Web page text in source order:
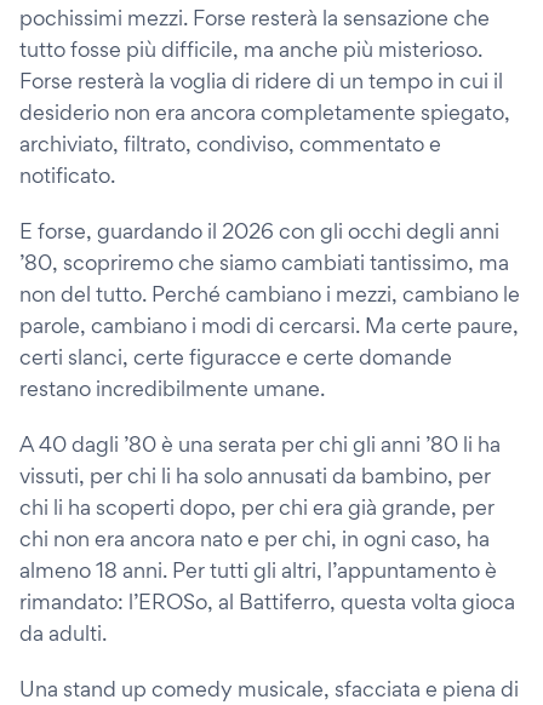
pochissimi mezzi. Forse resterà la sensazione che
tutto fosse più difficile, ma anche più misterioso.
Forse resterà la voglia di ridere di un tempo in cui il
desiderio non era ancora completamente spiegato,
archiviato, filtrato, condiviso, commentato e
notificato.
E forse, guardando il 2026 con gli occhi degli anni
’80, scopriremo che siamo cambiati tantissimo, ma
non del tutto. Perché cambiano i mezzi, cambiano le
parole, cambiano i modi di cercarsi. Ma certe paure,
certi slanci, certe figuracce e certe domande
restano incredibilmente umane.
A 40 dagli ’80 è una serata per chi gli anni ’80 li ha
vissuti, per chi li ha solo annusati da bambino, per
chi li ha scoperti dopo, per chi era già grande, per
chi non era ancora nato e per chi, in ogni caso, ha
almeno 18 anni. Per tutti gli altri, l’appuntamento è
rimandato: l’EROSo, al Battiferro, questa volta gioca
da adulti.
Una stand up comedy musicale, sfacciata e piena di